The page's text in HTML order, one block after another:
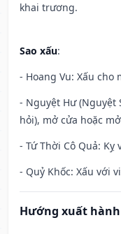
khai trương.
Sao xấu:
- Hoang Vu: Xấu cho
- Nguyệt Hư (Nguyệt
hỏi), mở cửa hoặc
- Tứ Thời Cô Quả:
- Quỷ Khốc: Xấu với
Hướng xuất hành